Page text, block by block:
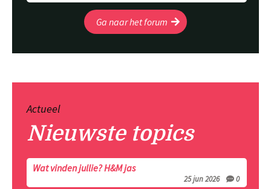
Ga naar het forum
Actueel
Nieuwste topics
Wat vinden jullie? H&M jas
25 jun 2026 0